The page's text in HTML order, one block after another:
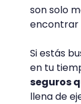
son solo
encontrar
Si estás
en tu
seguros
llena de